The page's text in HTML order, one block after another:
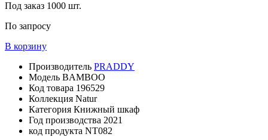
Под заказ 1000 шт.
По запросу
В корзину
Производитель PRADDY
Модель BAMBOO
Код товара 196529
Коллекция Natur
Категория Книжный шкаф
Год производства 2021
код продукта NT082